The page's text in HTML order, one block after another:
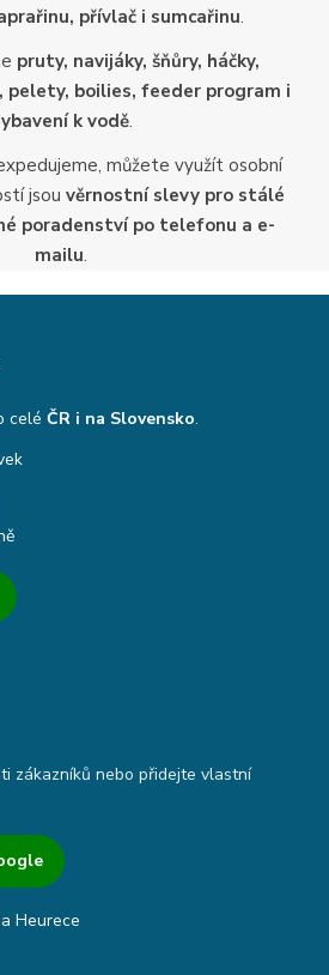
přívlač i sumcařinu.
pruty, navijáky, šňůry, háčky,
pelety, boilies, feeder program i
k vodě.
můžete využít osobní
jsou věrnostní slevy pro stálé
poradenství po telefonu a e-
mailu.
celéČR i na Slovensko.
zákazníků nebo přidejte vlastní
Heurece